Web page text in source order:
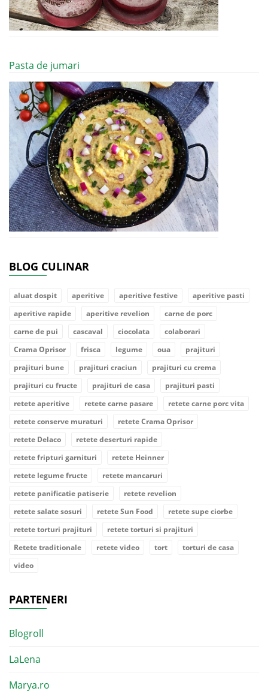
Pasta de jumari
BLOG CULINAR
aluat dospit aperitive aperitive festive
aperitive pasti
aperitive rapide
aperitive revelion
carne de porc
carne de pui
cascaval ciocolata
colaborari
Crama Oprisor
frisca legume oua
prajituri
prajituri bune
prajituri craciun
prajituri cu crema
prajituri cu fructe
prajituri de casa
prajituri pasti
retete aperitive
retete carne pasare
retete carne porc vita
retete conserve muraturi
retete Crama Oprisor
retete Delaco
retete deserturi rapide
retete fripturi garnituri
retete Heinner
retete legume fructe
retete mancaruri
retete panificatie patiserie
retete revelion
retete salate sosuri
retete Sun Food
retete supe ciorbe
retete torturi prajituri
retete torturi si prajituri
Retete traditionale
retete video tort
torturi de casa
video
PARTENERI
Blogroll
LaLena
Marya.ro